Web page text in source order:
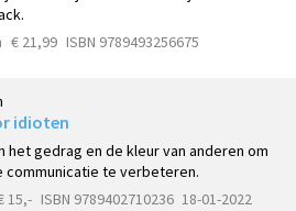
€ 21,99 ISBN 9789493256675
idioten
het gedrag en de kleur van anderen om
communicatie te verbeteren.
15,- ISBN 9789402710236 18-01-2022